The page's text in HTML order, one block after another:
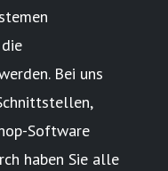
Bei uns
Software
haben Sie alle